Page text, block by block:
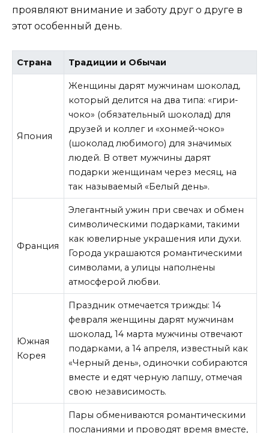
проявляют внимание и заботу друг о друге в
этот особенный день.
Страна Традиции и Обычаи
Япония
Женщины дарят мужчинам шоколад,
который делится на два типа: «гири-
чоко» (обязательный шоколад) для
друзей и коллег и «хонмей-чоко»
(шоколад любимого) для значимых
людей. В ответ мужчины дарят
подарки женщинам через месяц, на
так называемый «Белый день».
Франция
Элегантный ужин при свечах и обмен
символическими подарками, такими
как ювелирные украшения или духи.
Города украшаются романтическими
символами, а улицы наполнены
атмосферой любви.
Южная
Корея
Праздник отмечается трижды: 14
февраля женщины дарят мужчинам
шоколад, 14 марта мужчины отвечают
подарками, а 14 апреля, известный как
«Черный день», одиночки собираются
вместе и едят черную лапшу, отмечая
свою независимость.
Пары обмениваются романтическими
посланиями и проводят время вместе,